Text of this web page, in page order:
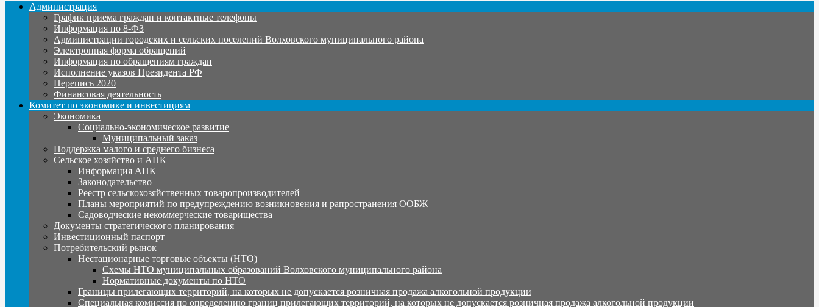
Администрация
График приема граждан и контактные телефоны
Информация по 8-ФЗ
Администрации городских и сельских поселений Волховского муниципального района
Электронная форма обращений
Информация по обращениям граждан
Исполнение указов Президента РФ
Перепись 2020
Финансовая деятельность
Комитет по экономике и инвестициям
Экономика
Социально-экономическое развитие
Муниципальный заказ
Поддержка малого и среднего бизнеса
Сельское хозяйство и АПК
Информация АПК
Законодательство
Реестр сельскохозяйственных товаропроизводителей
Планы мероприятий по предупреждению возникновения и рапространения ООБЖ
Садоводческие некоммерческие товарищества
Документы стратегического планирования
Инвестиционный паспорт
Потребительский рынок
Нестационарные торговые объекты (НТО)
Схемы НТО муниципальных образований Волховского муниципального района
Нормативные документы по НТО
Границы прилегающих территорий, на которых не допускается розничная продажа алкогольной продукции
Специальная комиссия по определению границ прилегающих территорий, на которых не допускается розничная продажа алкогольной продукции